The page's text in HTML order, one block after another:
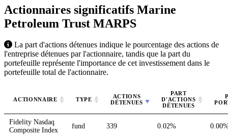
Actionnaires significatifs Marine
Petroleum Trust MARPS
La part d'actions détenues indique le pourcentage des actions de
l'entreprise détenues par l'actionnaire, tandis que la part du
portefeuille représente l'importance de cet investissement dans le
portefeuille total de l'actionnaire.
ACTIONNAIRE TYPE
ACTIONS
DÉTENUES
PART
D'ACTIONS
DÉTENUES
Fidelity Nasdaq
Composite Index
fund 339 0.02%